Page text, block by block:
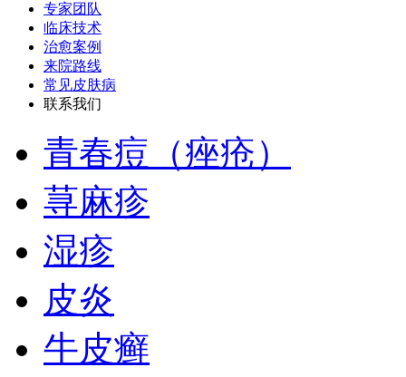
专家团队
临床技术
治愈案例
来院路线
常见皮肤病
联系我们
青春痘（痤疮）
荨麻疹
湿疹
皮炎
牛皮癣